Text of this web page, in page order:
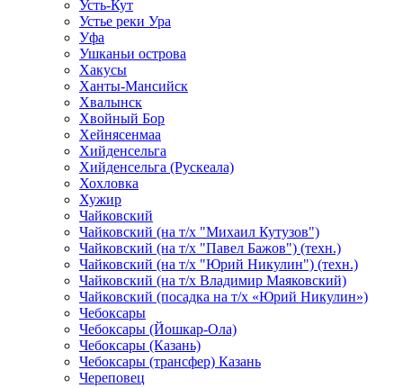
Усть-Кут
Устье реки Ура
Уфа
Ушканьи острова
Хакусы
Ханты-Мансийск
Хвалынск
Хвойный Бор
Хейнясенмаа
Хийденсельга
Хийденсельга (Рускеала)
Хохловка
Хужир
Чайковский
Чайковский (на т/х "Михаил Кутузов")
Чайковский (на т/х "Павел Бажов") (техн.)
Чайковский (на т/х "Юрий Никулин") (техн.)
Чайковский (на т/х Владимир Маяковский)
Чайковский (посадка на т/х «Юрий Никулин»)
Чебоксары
Чебоксары (Йошкар-Ола)
Чебоксары (Казань)
Чебоксары (трансфер) Казань
Череповец